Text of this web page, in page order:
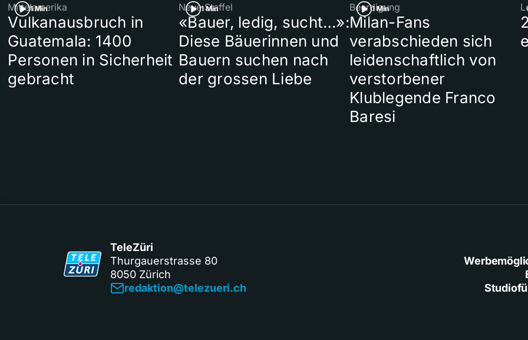
1 Min
Mittelamerika
Vulkanausbruch in
Guatemala: 1400
Personen in Sicherheit
gebracht
1 Min
Neue Staffel
«Bauer, ledig, sucht…»:
Diese Bäuerinnen und
Bauern suchen nach
der grossen Liebe
1 Min
Beerdigung
Milan-Fans
verabschieden sich
leidenschaftlich von
verstorbener
Klublegende Franco
Baresi
TeleZüri
Thurgauerstrasse 80
8050 Zürich
redaktion@telezueri.ch